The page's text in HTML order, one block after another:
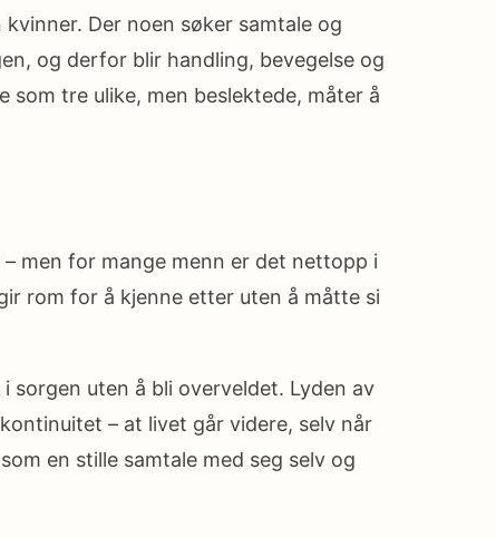
Der noen søker samtale og
og derfor blir handling, bevegelse og
tre ulike, men beslektede, måter å
men for mange menn er det nettopp i
rom for å kjenne etter uten å måtte si
uten å bli overveldet. Lyden av
– at livet går videre, selv når
en stille samtale med seg selv og